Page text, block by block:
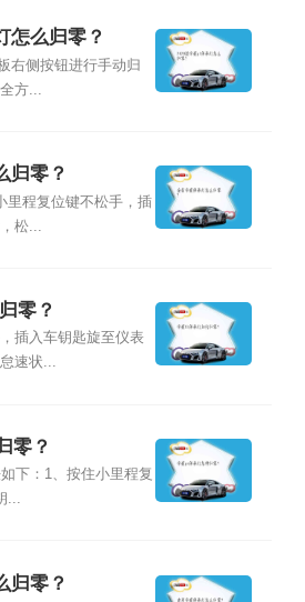
怎么归零？
右侧按钮进行手动归
方...
归零？
里程复位键不松手，插
松...
零？
插入车钥匙旋至仪表
速状...
零？
下：1、按住小里程复
...
归零？